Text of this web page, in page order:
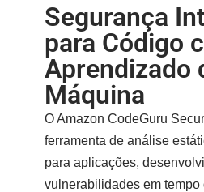
Segurança
para Código
Aprendizado
Máquina
OAmazon CodeGuru
ferramenta de análise
para aplicações,
vulnerabilidades em tempo